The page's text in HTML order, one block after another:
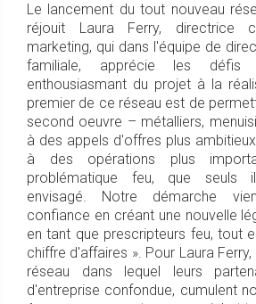
Le lancement du tout nouveau
réjouit Laura Ferry, directrice
marketing, qui dans l'équipe de
familiale, apprécie les
enthousiasmant du projet à la
premier de ce réseau est de
second oeuvre – métalliers,
à des appels d'offres plus
à des opérations plus
problématique feu, que seuls
envisagé. Notre démarche
confiance en créant une nouvelle
en tant que prescripteurs feu, tout
chiffre d'affaires ». Pour Laura Ferry,
réseau dans lequel leurs
d'entreprise confondue, cumulent